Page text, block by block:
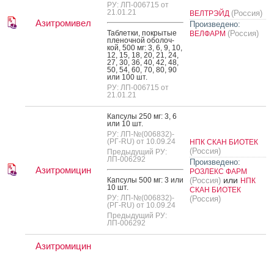
Азитромивел
РУ: ЛП-006715 от
21.01.21
Таб­летки, пок­ры­тые
пле­ноч­ной обо­лоч­
кой, 500 мг: 3, 6, 9, 10,
12, 15, 18, 20, 21, 24,
27, 30, 36, 40, 42, 48,
50, 54, 60, 70, 80, 90
или 100 шт.
РУ: ЛП-006715 от
21.01.21
ВЕЛТРЭЙД (Россия)
Произведено:
ВЕЛФАРМ (Россия)
Азитромицин
Кап­су­лы 250 мг: 3, 6
или 10 шт.
РУ: ЛП-№(006832)-
(РГ-RU) от 10.09.24
Предыдущий РУ:
ЛП-006292
Кап­су­лы 500 мг: 3 или
10 шт.
РУ: ЛП-№(006832)-
(РГ-RU) от 10.09.24
Предыдущий РУ:
ЛП-006292
НПК СКАН БИОТЕК
(Россия)
Произведено:
РОЗЛЕКС ФАРМ
(Россия) или НПК
СКАН БИОТЕК
(Россия)
Азитромицин